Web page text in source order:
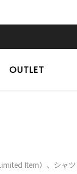
OUTLET
Item）、シャ